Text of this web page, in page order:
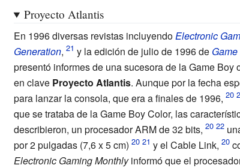
Proyecto Atlantis
En 1996 diversas revistas incluyendo Electronic
Generation, y la edición de julio de 1996 de
presentó informes de una sucesora de la Game Boy
en clave Proyecto Atlantis. Aunque por la fecha
para lanzar la consola, que era a finales de 1996,
que se trataba de la Game Boy Color, las
describieron, un procesador ARM de 32 bits,
por 2 pulgadas (7,6 x 5 cm)
y el Cable Link,
Electronic Gaming Monthlyinformó que el